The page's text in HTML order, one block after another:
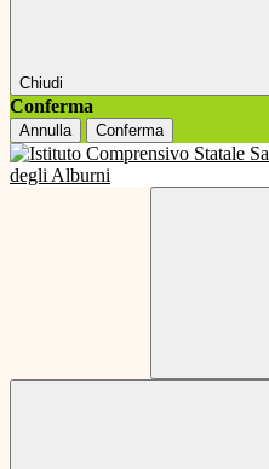
Chiudi
Conferma
Annulla Conferma